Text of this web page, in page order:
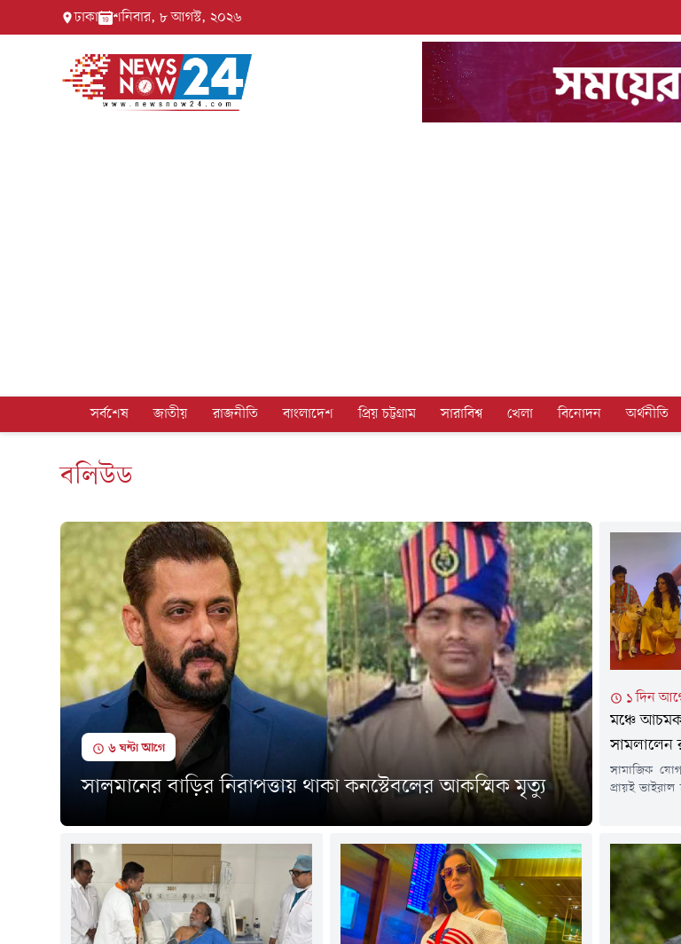
ঢাকা শনিবার, ৮ আগস্ট, ২০২৬
সর্বশেষ জাতীয় রাজনীতি বাংলাদেশ প্রিয় চট্টগ্রাম সারাবিশ্ব খেলা বিনোদন অর্থনীতি
বলিউড
৬ ঘন্টা আগে
সালমানের বাড়ির নিরাপত্তায় থাকা কনস্টেবলের আকস্মিক মৃত্যু
১ দিন
মঞ্চে
সামলালেন
সামাজিক
প্রায়ই
লাফাতে শুরু
ধরে টান
আতঙ্কিত হয়ে
তাঁকে...